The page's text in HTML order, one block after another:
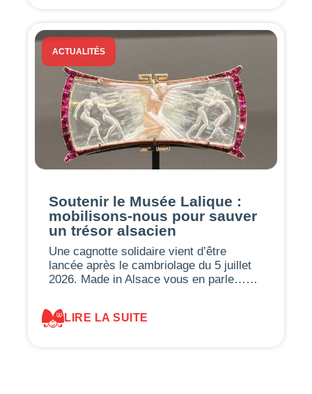
ACTUALITÉS
Soutenir le Musée Lalique :
mobilisons-nous pour sauver
un trésor alsacien
Une cagnotte solidaire vient d’être
lancée après le cambriolage du 5 juillet
2026. Made in Alsace vous en parle……
LIRE LA SUITE